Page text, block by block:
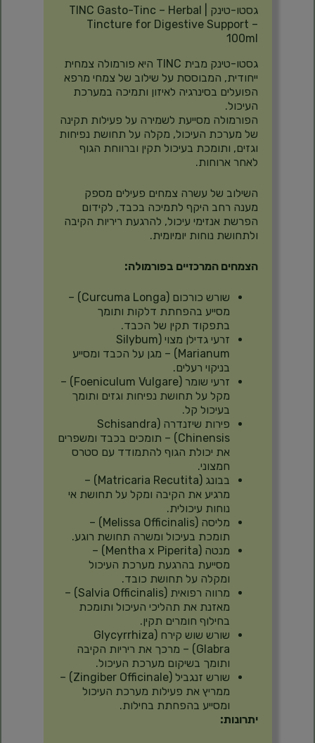
גסטו-טינק | TINC Gasto-Tinc – Herbal
Tincture for Digestive Support –
100ml
גסטו-טינק מבית TINC היא פורמולה צמחית
ייחודית, המבוססת על שילוב של צמחי מרפא
הפועלים בסינרגיה לאיזון ותמיכה במערכת
העיכול.
הפורמולה מסייעת לשמירה על פעילות תקינה
של מערכת העיכול, מקלה על תחושת נפיחות
וגזים, ותומכת בעיכול תקין וברווחת הגוף
לאחר ארוחות.
השילוב של עשרה צמחים פעילים מספק
מענה רחב היקף לתמיכה בכבד, לקידום
הפרשת אנזימי עיכול, להרגעת ריריות הקיבה
ולתחושת נוחות יומיומית.
הצמחים המרכזיים בפורמולה:
שורש כורכום (Curcuma Longa) –
מסייע בהפחתת דלקות ותומך
בתפקוד תקין של הכבד.
זרעי גדילן מצוי (Silybum
Marianum) – מגן על הכבד ומסייע
בניקוי רעלים.
זרעי שומר (Foeniculum Vulgare) –
מקל על תחושת נפיחות וגזים ותומך
בעיכול קל.
פירות שיזנדרה (Schisandra
Chinensis) – תומכים בכבד ומשפרים
את יכולת הגוף להתמודד עם סטרס
חמצוני.
בבונג (Matricaria Recutita) –
מרגיע את הקיבה ומקל על תחושת אי
נוחות עיכולית.
מליסה (Melissa Officinalis) –
תומכת בעיכול ומשרה תחושת רוגע.
מנטה (Mentha x Piperita) –
מסייעת בהרגעת מערכת העיכול
ומקלה על תחושת כובד.
מרווה רפואית (Salvia Officinalis) –
מאזנת את תהליכי העיכול ותומכת
בחילוף חומרים תקין.
שורש שוש קירח (Glycyrrhiza
Glabra) – מרכך את ריריות הקיבה
ותומך בשיקום מערכת העיכול.
שורש זנגביל (Zingiber Officinale) –
ממריץ את פעילות מערכת העיכול
ומסייע בהפחתת בחילות.
יתרונות: